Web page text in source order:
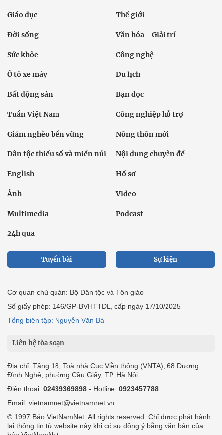
Giáo dục Thế giới
Đời sống Văn hóa - Giải trí
Sức khỏe Công nghệ
Ô tô xe máy Du lịch
Bất động sản Bạn đọc
Tuần Việt Nam Công nghiệp hỗ trợ
Giảm nghèo bền vững Nông thôn mới
Dân tộc thiểu số và miền núi Nội dung chuyên đề
English Hồ sơ
Ảnh Video
Multimedia Podcast
24h qua
Tuyến bài Sự kiện
Cơ quan chủ quản: Bộ Dân tộc và Tôn giáo
Số giấy phép: 146/GP-BVHTTDL, cấp ngày 17/10/2025
Tổng biên tập: Nguyễn Văn Bá
Liên hệ tòa soạn
Địa chỉ: Tầng 18, Toà nhà Cục Viễn thông (VNTA), 68 Dương
Đình Nghệ, phường Cầu Giấy, TP. Hà Nội.
Điện thoại: 02439369898 - Hotline: 0923457788
Email: vietnamnet@vietnamnet.vn
© 1997 Báo VietNamNet. All rights reserved. Chỉ được phát hành
lại thông tin từ website này khi có sự đồng ý bằng văn bản của